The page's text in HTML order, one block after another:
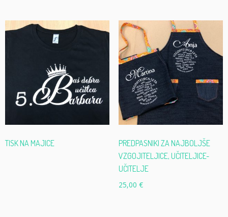
TISK NA MAJICE
PREDPASNIKI ZA NAJBOLJŠE
VZGOJITELJICE, UČITELJICE-
UČITELJE
25,00 €